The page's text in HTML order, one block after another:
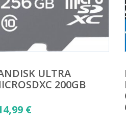
ULTRA
200GB
€